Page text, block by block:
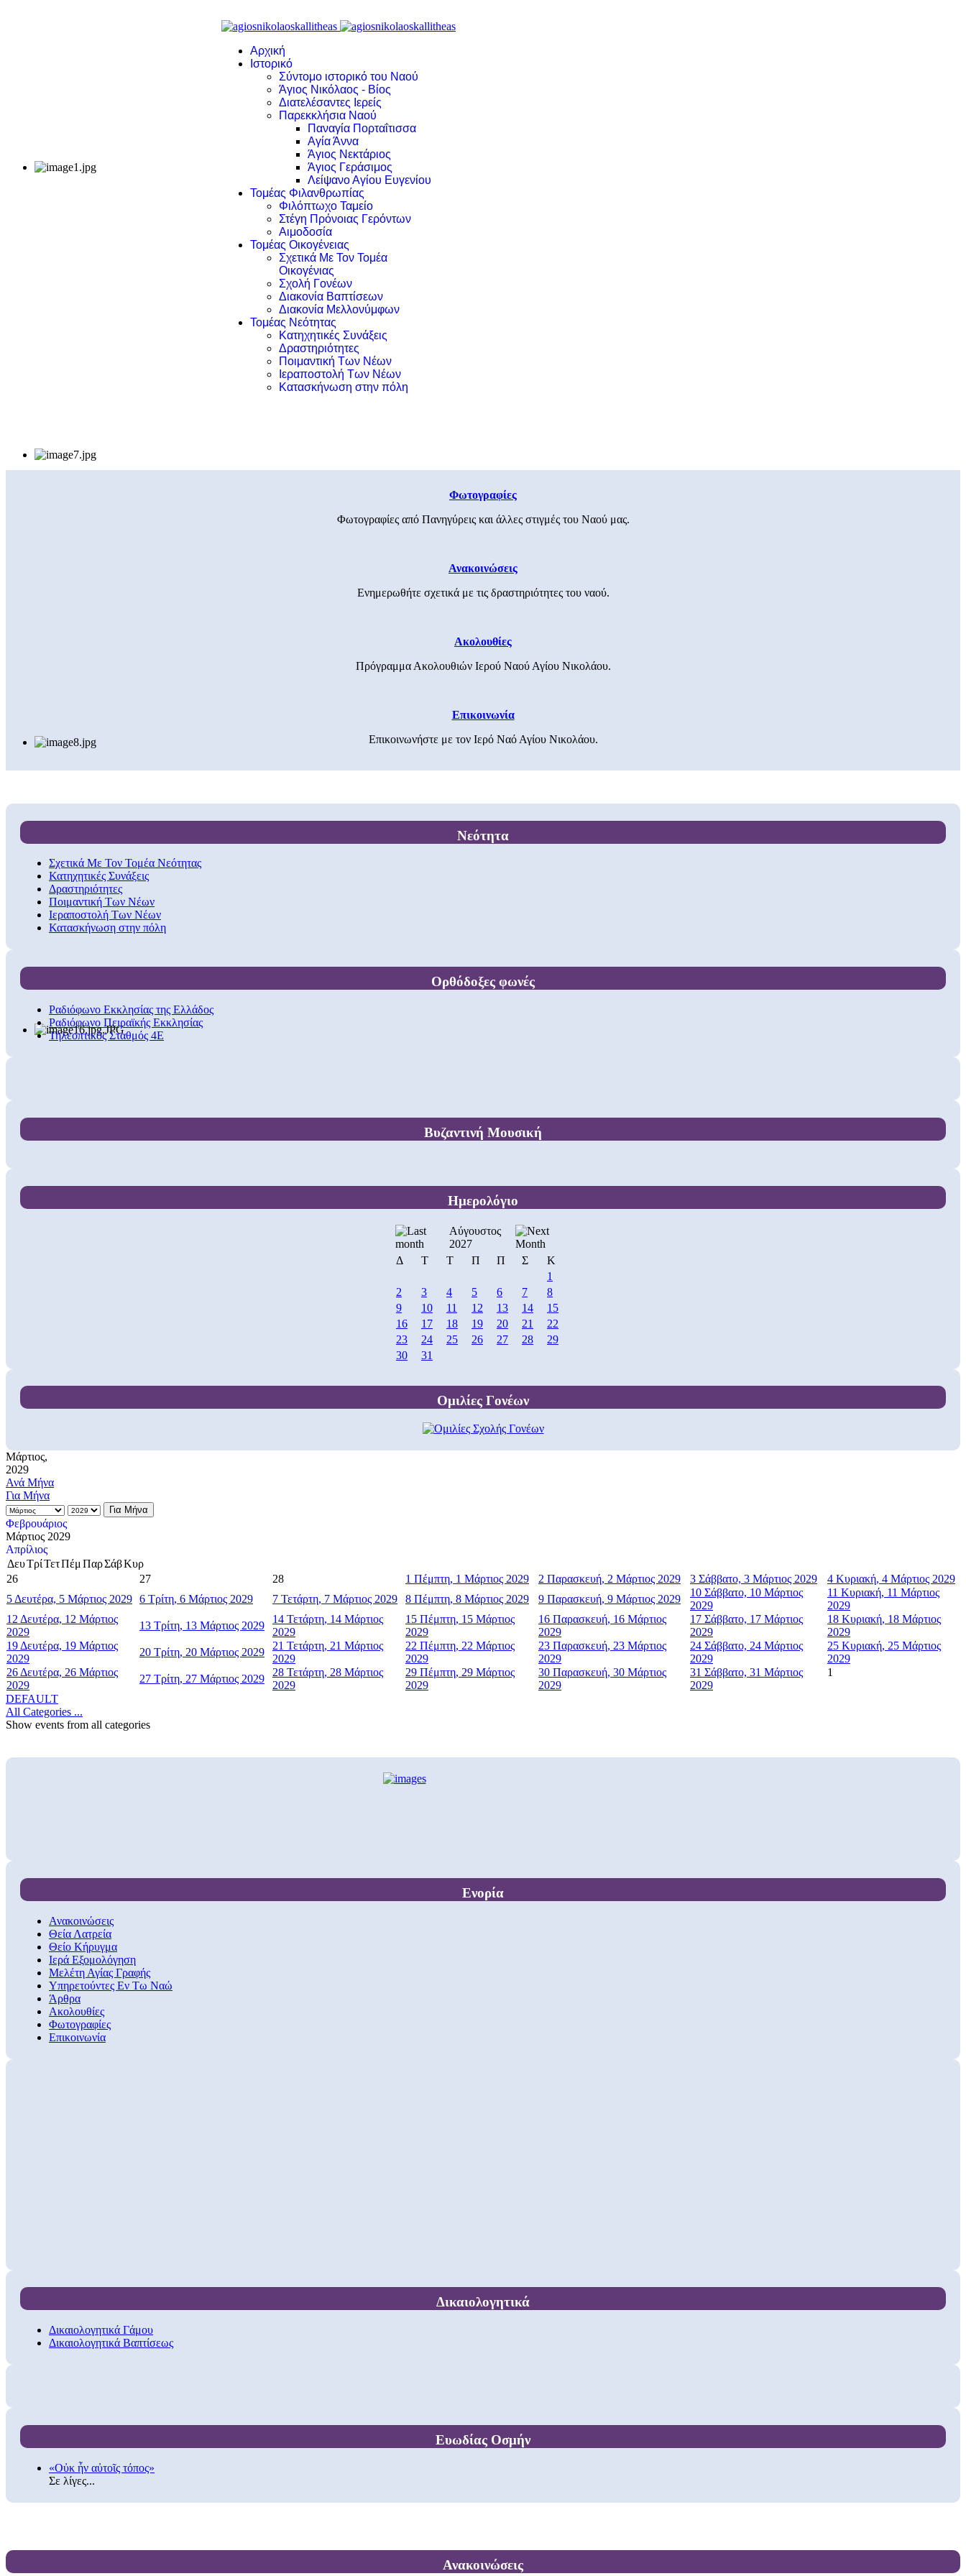
Αρχική
Ιστορικό
Σύντομο ιστορικό του Ναού
Άγιος Νικόλαος - Βίος
Διατελέσαντες Ιερείς
Παρεκκλήσια Ναού
Παναγία Πορταΐτισσα
Αγία Άννα
Άγιος Νεκτάριος
Άγιος Γεράσιμος
Λείψανο Αγίου Ευγενίου
Τομέας Φιλανθρωπίας
Φιλόπτωχο Ταμείο
Στέγη Πρόνοιας Γερόντων
Αιμοδοσία
Τομέας Οικογένειας
Σχετικά Με Τον Τομέα
Οικογένιας
Σχολή Γονέων
Διακονία Βαπτίσεων
Διακονία Μελλονύμφων
Τομέας Νεότητας
Κατηχητικές Συνάξεις
Δραστηριότητες
Ποιμαντική Των Νέων
Ιεραποστολή Των Νέων
Κατασκήνωση στην πόλη
Φωτογραφίες
Φωτογραφίες από Πανηγύρεις και άλλες στιγμές του Ναού μας.
Ανακοινώσεις
Ενημερωθήτε σχετικά με τις δραστηριότητες του ναού.
Ακολουθίες
Πρόγραμμα Ακολουθιών Ιερού Ναού Αγίου Νικολάου.
Επικοινωνία
Επικοινωνήστε με τον Ιερό Ναό Αγίου Νικολάου.
Νεότητα
Σχετικά Με Τον Τομέα Νεότητας
Κατηχητικές Συνάξεις
Δραστηριότητες
Ποιμαντική Των Νέων
Ιεραποστολή Των Νέων
Κατασκήνωση στην πόλη
Ορθόδοξες φωνές
Ραδιόφωνο Εκκλησίας της Ελλάδος
Ραδιόφωνο Πειραϊκής Εκκλησίας
Τηλεοπτικός Σταθμός 4Ε
Βυζαντινή Μουσική
Ημερολόγιο
Αύγουστος
2027
Δ
Τ Τ Π Π Σ
Κ
1
2
3 4 5 6 7
8
9
10 11 12 13 14
15
16
17 18 19 20 21
22
23
24 25 26 27 28
29
30
31
Ομιλίες Γονέων
Μάρτιος,
2029
Ανά Μήνα
Για Μήνα
Για Μήνα
Φεβρουάριος
Μάρτιος 2029
Απρίλιος
ΔευΤρίΤετΠέμ ΠαρΣάβΚυρ
26
27 28 1 Πέμπτη, 1 Μάρτιος 2029 2 Παρασκευή, 2 Μάρτιος 2029 3 Σάββατο, 3 Μάρτιος 2029 4 Κυριακή, 4 Μάρτιος 2029
5 Δευτέρα, 5 Μάρτιος 2029 6 Τρίτη, 6 Μάρτιος 2029 7 Τετάρτη, 7 Μάρτιος 2029 8 Πέμπτη, 8 Μάρτιος 2029 9 Παρασκευή, 9 Μάρτιος 2029
10 Σάββατο, 10 Μάρτιος
2029
11 Κυριακή, 11 Μάρτιος
2029
12 Δευτέρα, 12 Μάρτιος
2029
13 Τρίτη, 13 Μάρτιος 2029
14 Τετάρτη, 14 Μάρτιος
2029
15 Πέμπτη, 15 Μάρτιος
2029
16 Παρασκευή, 16 Μάρτιος
2029
17 Σάββατο, 17 Μάρτιος
2029
18 Κυριακή, 18 Μάρτιος
2029
19 Δευτέρα, 19 Μάρτιος
2029
20 Τρίτη, 20 Μάρτιος 2029
21 Τετάρτη, 21 Μάρτιος
2029
22 Πέμπτη, 22 Μάρτιος
2029
23 Παρασκευή, 23 Μάρτιος
2029
24 Σάββατο, 24 Μάρτιος
2029
25 Κυριακή, 25 Μάρτιος
2029
26 Δευτέρα, 26 Μάρτιος
2029
27 Τρίτη, 27 Μάρτιος 2029
28 Τετάρτη, 28 Μάρτιος
2029
29 Πέμπτη, 29 Μάρτιος
2029
30 Παρασκευή, 30 Μάρτιος
2029
31 Σάββατο, 31 Μάρτιος
2029
1
DEFAULT
All Categories ...
Show events from all categories
Ενορία
Ανακοινώσεις
Θεία Λατρεία
Θείο Κήρυγμα
Ιερά Εξομολόγηση
Μελέτη Αγίας Γραφής
Υπηρετούντες Εν Τω Ναώ
Άρθρα
Ακολουθίες
Φωτογραφίες
Επικοινωνία
Δικαιολογητικά
Δικαιολογητικά Γάμου
Δικαιολογητικά Βαπτίσεως
Ευωδίας Οσμήν
«Οὐκ ἦν αὐτοῖς τόπος»
Σε λίγες...
Ανακοινώσεις